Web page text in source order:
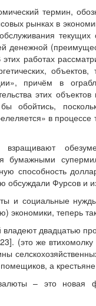
термин,
рынках в
денежной
работах
причём в
этих
обойтись,
в
взращивают
бумажными
способность
обсуждали Фурсов и
и социальные
экономики, теперь
двадцатью
(это же
а
– это новая